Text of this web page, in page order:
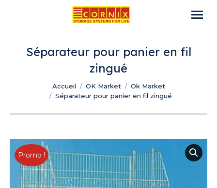
Séparateur pour panier en fil
zingué
Vous êtes ici :Accueil OK Market
Ok Market
Séparateur pour panier en fil zingué
Promo !